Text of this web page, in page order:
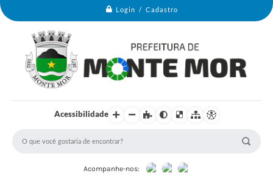
Login / Cadastro
Acessibilidade
Acompanhe-nos: